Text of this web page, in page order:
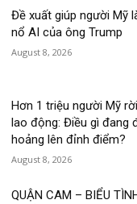
Đề xuất giúp người Mỹ
nổ AI của ông Trump
August 8, 2026
Hơn 1 triệu người Mỹ
lao động: Điều gì đang
hoảng lên đỉnh điểm?
August 8, 2026
QUẬN CAM – BIỂU